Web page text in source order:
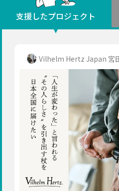
地域からさがす
茨城 栃木 群馬
東京
神奈川
新潟 富山 石川 福
静岡 愛
三重 滋賀 大
奈良
和歌山
島根 岡山 広
愛媛 高
九州・沖縄
支援したプロジェクト
Vilhelm Hertz Japan 宮